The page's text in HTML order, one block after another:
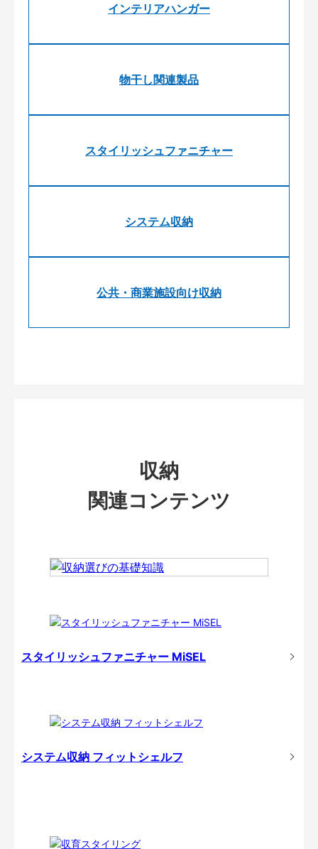
インテリアハンガー
物干し関連製品
スタイリッシュファニチャー
システム収納
公共・商業施設向け収納
収納
関連コンテンツ
スタイリッシュファニチャー MiSEL
システム収納 フィットシェルフ